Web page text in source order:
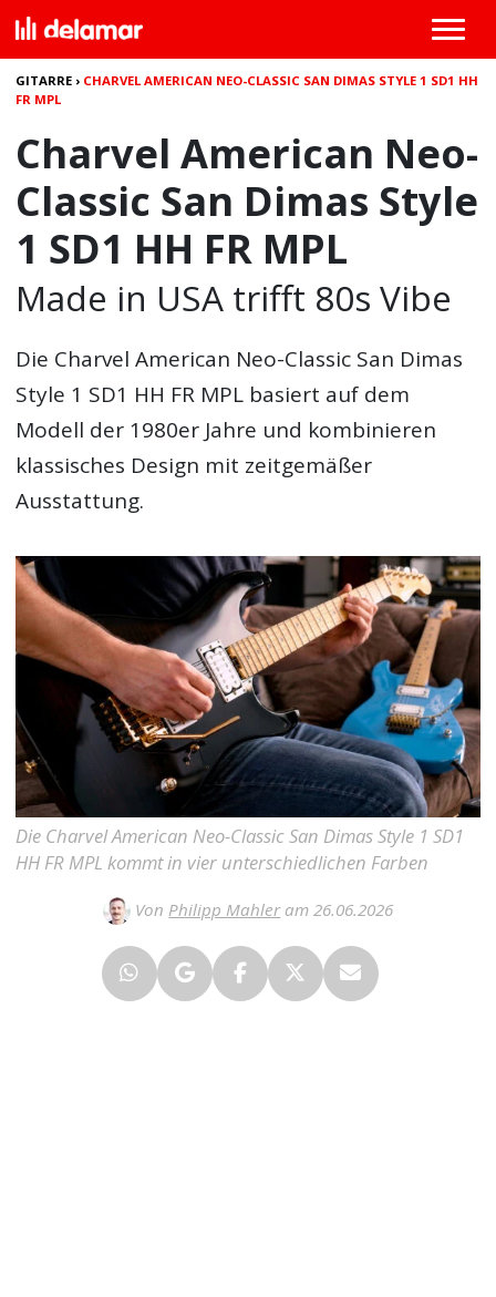
GITARRE › CHARVEL AMERICAN NEO-CLASSIC SAN DIMAS STYLE 1 SD1 HH
FR MPL
Charvel American Neo-
Classic San Dimas Style
1 SD1 HH FR MPL
Made in USA trifft 80s Vibe
Die Charvel American Neo-Classic San Dimas
Style 1 SD1 HH FR MPL basiert auf dem
Modell der 1980er Jahre und kombinieren
klassisches Design mit zeitgemäßer
Ausstattung.
Die Charvel American Neo-Classic San Dimas Style 1 SD1
HH FR MPL kommt in vier unterschiedlichen Farben
Von Philipp Mahler am 26.06.2026